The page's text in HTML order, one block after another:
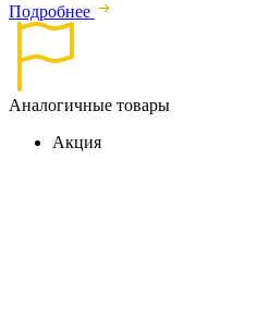
Подробнее
Аналогичные товары
Акция